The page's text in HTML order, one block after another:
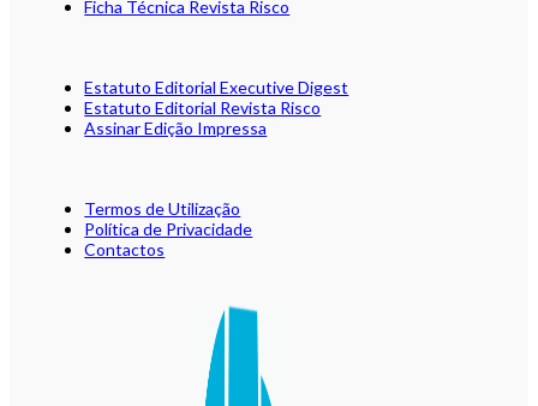
Ficha Técnica Revista Risco
Estatuto Editorial Executive Digest
Estatuto Editorial Revista Risco
Assinar Edição Impressa
Termos de Utilização
Política de Privacidade
Contactos